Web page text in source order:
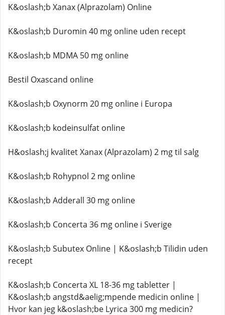
K&oslash;b Xanax (Alprazolam) Online
K&oslash;b Duromin 40 mg online uden recept
K&oslash;b MDMA 50 mg online
Bestil Oxascand online
K&oslash;b Oxynorm 20 mg online i Europa
K&oslash;b kodeinsulfat online
H&oslash;j kvalitet Xanax (Alprazolam) 2 mg til salg
K&oslash;b Rohypnol 2 mg online
K&oslash;b Adderall 30 mg online
K&oslash;b Concerta 36 mg online i Sverige
K&oslash;b Subutex Online | K&oslash;b Tilidin uden
recept
K&oslash;b Concerta XL 18-36 mg tabletter |
K&oslash;b angstd&aelig;mpende medicin online |
Hvor kan jeg k&oslash;be Lyrica 300 mg medicin?